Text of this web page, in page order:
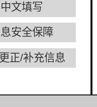
中文填写
安全保障
正/补充信息